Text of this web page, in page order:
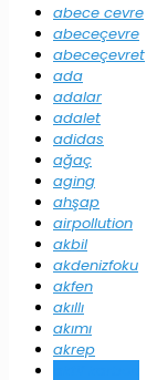
abece cevre
abeceçevre
abeceçevret
ada
adalar
adalet
adidas
ağaç
aging
ahşap
airpollution
akbil
akdenizfoku
akfen
akıllı
akımı
akrep